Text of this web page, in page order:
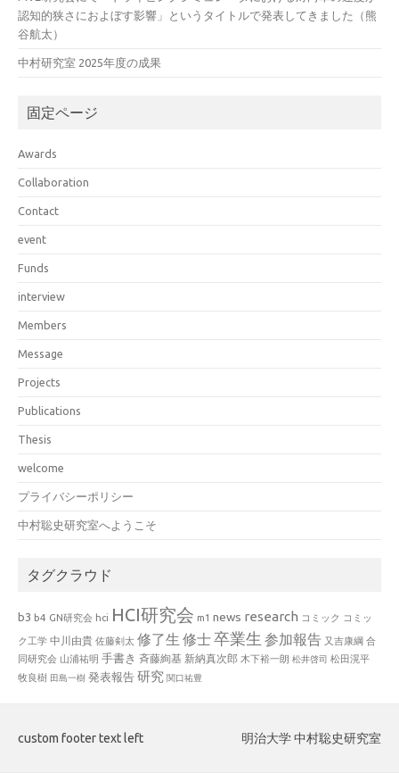
認知的狭さにおよぼす影響」というタイトルで発表してきました（熊
谷航太）
中村研究室 2025年度の成果
固定ページ
Awards
Collaboration
Contact
event
Funds
interview
Members
Message
Projects
Publications
Thesis
welcome
プライバシーポリシー
中村聡史研究室へようこそ
タグクラウド
b3 b4 GN研究会 hci HCI研究会 m1 news research コミック コミッ
ク工学 中川由貴 佐藤剣太 修了生 修士卒業生 参加報告 又吉康綱 合
同研究会 山浦祐明 手書き 斉藤絢基 新納真次郎 木下裕一朗 松井啓司 松田滉平
牧良樹 田島一樹 発表報告 研究 関口祐豊
custom footer text left 明治大学 中村聡史研究室